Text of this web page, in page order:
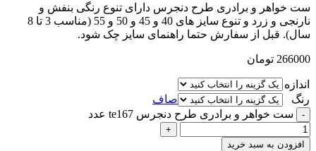
ست خواهر و برادری طرح دنجرس دارای تنوع رنگی بنفش و
نارنجی و زرد و تنوع سایز های 40 و 45 و 50 و 55 (مناسب 3 تا 8
سال). قبل از سفارش حتما راهنمای سایز چک شود.
266000 تومان
اندازه
رنگ
صاف
ست خواهر و برادری طرح دنجرس te167 عدد
افزودن به سبد خرید